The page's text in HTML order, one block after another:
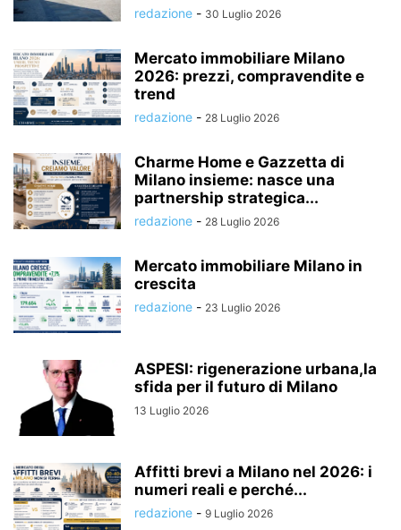
redazione - 30 Luglio 2026
Mercato immobiliare Milano
2026: prezzi, compravendite e
trend
redazione - 28 Luglio 2026
Charme Home e Gazzetta di
Milano insieme: nasce una
partnership strategica...
redazione - 28 Luglio 2026
Mercato immobiliare Milano in
crescita
redazione - 23 Luglio 2026
ASPESI: rigenerazione urbana,la
sfida per il futuro di Milano
13 Luglio 2026
Affitti brevi a Milano nel 2026: i
numeri reali e perché...
redazione - 9 Luglio 2026